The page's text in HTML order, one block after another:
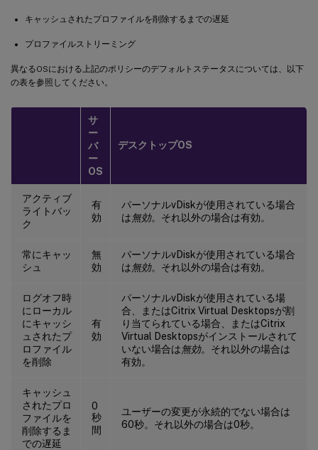
キャッシュされたプロファイルを削除するまでの遅延
プロファイルストリーミング
異なるOSにおける上記のポリシーのデフォルトステータスについては、以下
の表を参照してください。
サ
ー
バ
ー
OS
デスクトップOS
アクティブ
ライトバッ
ク
有
効
パーソナルvDiskが使用されている場合
は無効。それ以外の場合は有効。
常にキャッ
シュ
無
効
パーソナルvDiskが使用されている場合
は無効。それ以外の場合は有効。
ログオフ時
にローカル
にキャッシ
ュされたプ
ロファイル
を削除
有
効
パーソナルvDiskが使用されている場
合、またはCitrix Virtual Desktopsが割
り当てられている場合、またはCitrix
Virtual Desktopsがインストールされて
いない場合は無効。それ以外の場合は
有効。
キャッシュ
されたプロ
ファイルを
削除するま
での遅延
0
秒
間
ユーザーの変更が永続的でない場合は
60秒。それ以外の場合は0秒。